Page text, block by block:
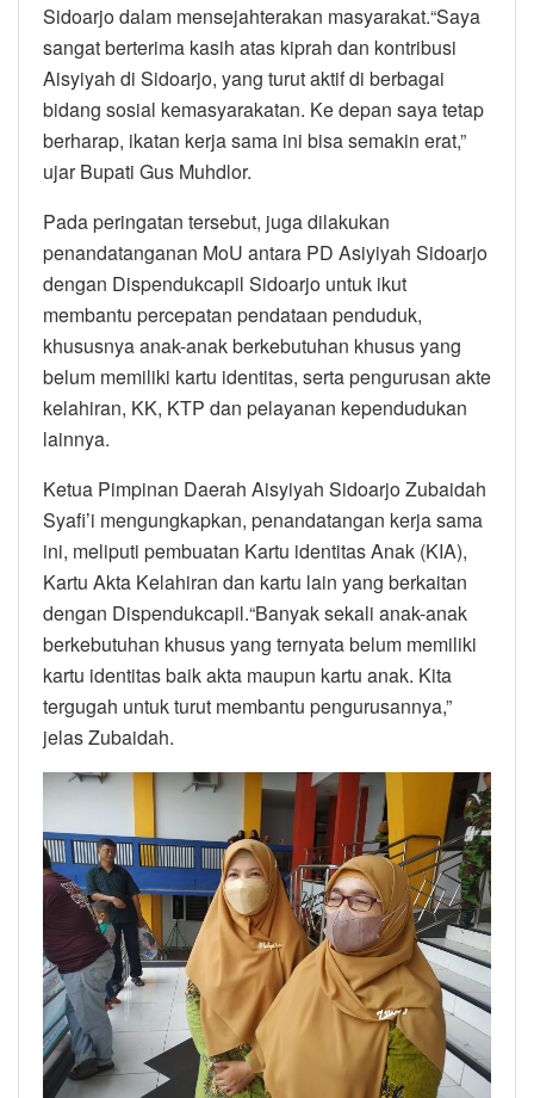
Sidoarjo dalam mensejahterakan masyarakat.“Saya
sangat berterima kasih atas kiprah dan kontribusi
Aisyiyah di Sidoarjo, yang turut aktif di berbagai
bidang sosial kemasyarakatan. Ke depan saya tetap
berharap, ikatan kerja sama ini bisa semakin erat,”
ujar Bupati Gus Muhdlor.
Pada peringatan tersebut, juga dilakukan
penandatanganan MoU antara PD Asiyiyah Sidoarjo
dengan Dispendukcapil Sidoarjo untuk ikut
membantu percepatan pendataan penduduk,
khususnya anak-anak berkebutuhan khusus yang
belum memiliki kartu identitas, serta pengurusan akte
kelahiran, KK, KTP dan pelayanan kependudukan
lainnya.
Ketua Pimpinan Daerah Aisyiyah Sidoarjo Zubaidah
Syafi’i mengungkapkan, penandatangan kerja sama
ini, meliputi pembuatan Kartu identitas Anak (KIA),
Kartu Akta Kelahiran dan kartu lain yang berkaitan
dengan Dispendukcapil.“Banyak sekali anak-anak
berkebutuhan khusus yang ternyata belum memiliki
kartu identitas baik akta maupun kartu anak. Kita
tergugah untuk turut membantu pengurusannya,”
jelas Zubaidah.